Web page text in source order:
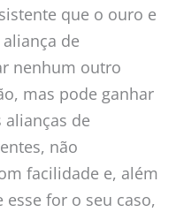
que o ouro e
de
nenhum outro
mas pode ganhar
de
não
facilidade e, além
esse for o seu caso,